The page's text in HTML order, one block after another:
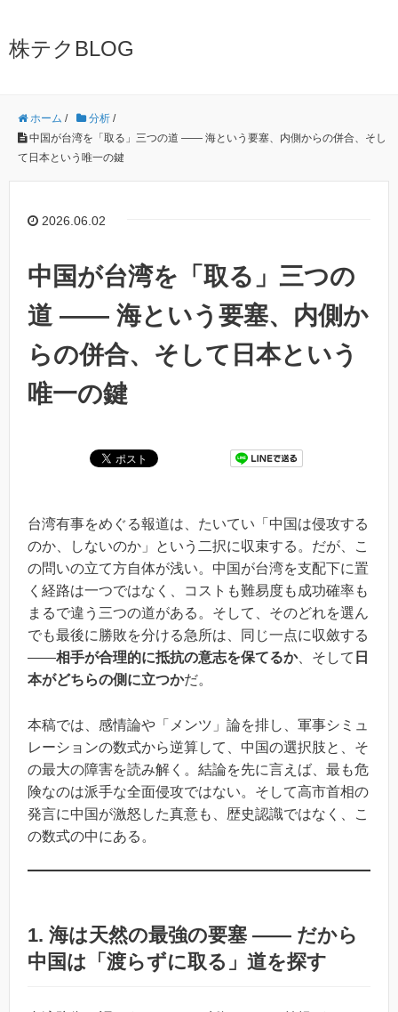
株テクBLOG
ホーム / 分析 /
中国が台湾を「取る」三つの道 ―― 海という要塞、内側からの併合、そし
て日本という唯一の鍵
2026.06.02
中国が台湾を「取る」三つの
道 ―― 海という要塞、内側か
らの併合、そして日本という
唯一の鍵
台湾有事をめぐる報道は、たいてい「中国は侵攻する
のか、しないのか」という二択に収束する。だが、こ
の問いの立て方自体が浅い。中国が台湾を支配下に置
く経路は一つではなく、コストも難易度も成功確率も
まるで違う三つの道がある。そして、そのどれを選ん
でも最後に勝敗を分ける急所は、同じ一点に収斂する
――相手が合理的に抵抗の意志を保てるか、そして 日
本がどちらの側に立つかだ。
本稿では、感情論や「メンツ」論を排し、軍事シミュ
レーションの数式から逆算して、中国の選択肢と、そ
の最大の障害を読み解く。結論を先に言えば、最も危
険なのは派手な全面侵攻ではない。そして高市首相の
発言に中国が激怒した真意も、歴史認識ではなく、こ
の数式の中にある。
1. 海は天然の最強の要塞 ―― だから
中国は「渡らずに取る」道を探す